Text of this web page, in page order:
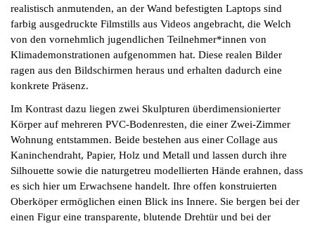
realistisch anmutenden, an der Wand befestigten Laptops sind
farbig ausgedruckte Filmstills aus Videos angebracht, die Welch
von den vornehmlich jugendlichen Teilnehmer*innen von
Klimademonstrationen aufgenommen hat. Diese realen Bilder
ragen aus den Bildschirmen heraus und erhalten dadurch eine
konkrete Präsenz.
Im Kontrast dazu liegen zwei Skulpturen überdimensionierter
Körper auf mehreren PVC-Bodenresten, die einer Zwei-Zimmer
Wohnung entstammen. Beide bestehen aus einer Collage aus
Kaninchendraht, Papier, Holz und Metall und lassen durch ihre
Silhouette sowie die naturgetreu modellierten Hände erahnen, dass
es sich hier um Erwachsene handelt. Ihre offen konstruierten
Oberköper ermöglichen einen Blick ins Innere. Sie bergen bei der
einen Figur eine transparente, blutende Drehtür und bei der